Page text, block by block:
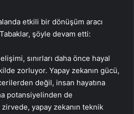
etkili bir dönüşüm aracı
şöyle devam etti:
sınırları daha önce hayal
zorluyor. Yapay zekanın gücü,
değil, insan hayatına
potansiyelinden de
zirvede, yapay zekanın teknik